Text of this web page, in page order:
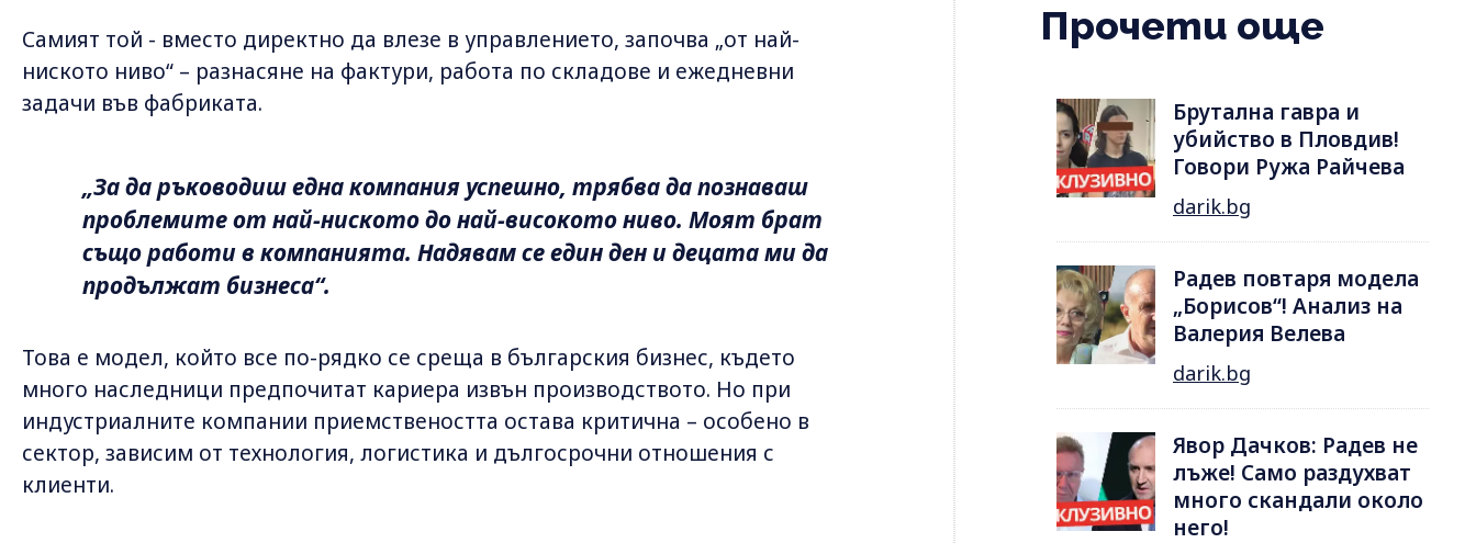
Самият той - вместо директно да влезе в управлението, започва „от най-
ниското ниво“ – разнасяне на фактури, работа по складове и ежедневни
задачи във фабриката.
„За да ръководиш една компания успешно, трябва да познаваш
проблемите от най-ниското до най-високото ниво. Моят брат
също работи в компанията. Надявам се един ден и децата ми да
продължат бизнеса“.
Това е модел, който все по-рядко се среща в българския бизнес, където
много наследници предпочитат кариера извън производството. Но при
индустриалните компании приемствеността остава критична – особено в
сектор, зависим от технология, логистика и дългосрочни отношения с
клиенти.
Прочети още
Брутална гавра и
убийство в Пловдив!
Говори Ружа Райчева
darik.bg
Радев повтаря модела
„Борисов“! Анализ на
Валерия Велева
darik.bg
Явор Дачков: Радев не
лъже! Само раздухват
много скандали около
него!